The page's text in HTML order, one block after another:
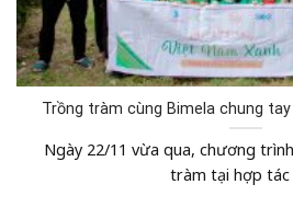
Trồng tràm cùng Bimela chung
Ngày 22/11 vừa qua, chương
tràm tại hợp tác